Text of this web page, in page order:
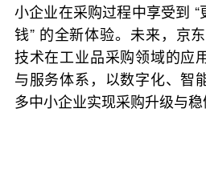
小企业在采购过程中享受到
钱” 的全新体验。未来，京
技术在工业品采购领域的应
与服务体系，以数字化、智
多中小企业实现采购升级与稳